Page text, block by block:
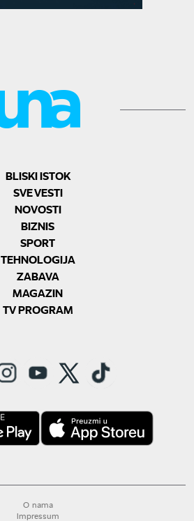
BLISKI ISTOK
SVE VESTI
NOVOSTI
BIZNIS
SPORT
TEHNOLOGIJA
ZABAVA
MAGAZIN
TV PROGRAM
O nama
Impressum